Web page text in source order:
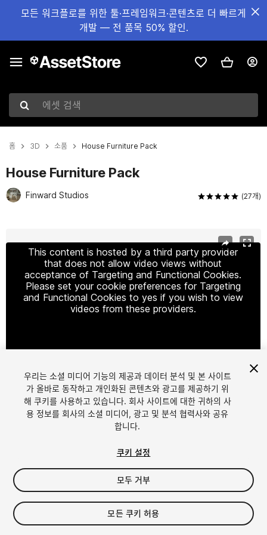
모든 워크플로를 위한 툴·프레임워크·콘텐츠로 더 빠르게
개발 — 전 품목 50% 할인.
에셋 검색
홈 3D 소품 House Furniture Pack
House Furniture Pack
Finward Studios (27개)
This content is hosted by a third party provider
that does not allow video views without
acceptance of Targeting and Functional Cookies.
Please set your cookie preferences for Targeting
and Functional Cookies to yes if you wish to view
videos from these providers.
1/18
$35
세금/부가세는 결제 시 반영됩니다.
우리는 소셜 미디어 기능의 제공과 데이터 분석 및 본 사이트
가 올바로 동작하고 개인화된 콘텐츠와 광고를 제공하기 위
해 쿠키를 사용하고 있습니다. 회사 사이트에 대한 귀하의 사
용 정보를 회사의 소셜 미디어, 광고 및 분석 협력사와 공유
합니다.
쿠키 설정
모두 거부
모든 쿠키 허용